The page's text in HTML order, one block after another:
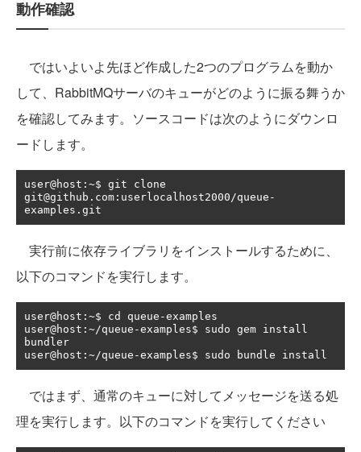
動作確認
ではいよいよ先ほど作成した2つのプログラムを動か
して、RabbitMQサーバのキューがどのように振る舞うか
を確認してみます。ソースコードは次のようにダウンロ
ードします。
user@host :~$ git clone
git@github . com : userlocalhost2000 /queue -
examples . git
実行前に依存ライブラリをインストールするために、
以下のコマンドを実行します。
user@host :~$ cd queue -examples
user@host :~/queue -examples$ sudo gem install
bundler
user@host :~/queue -examples$ sudo bundle install
ではまず、通常のキューに対してメッセージを送る処
理を実行します。以下のコマンドを実行してください